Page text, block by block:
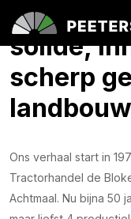
Peeters
solide,
scherp
Ons verhaal start in
Tractorhandel de
Achtmaal. Nu bijna 50